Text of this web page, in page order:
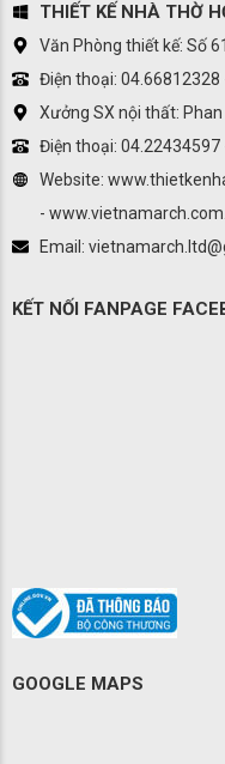
THIẾT KẾ NHÀ THỜ
Văn Phòng thiết kế: Số
Điện thoại:
Xưởng SX nội thất:
Điện thoại:
Website:
-
Email:
KẾT NỐI FANPAGE
GOOGLE MAPS